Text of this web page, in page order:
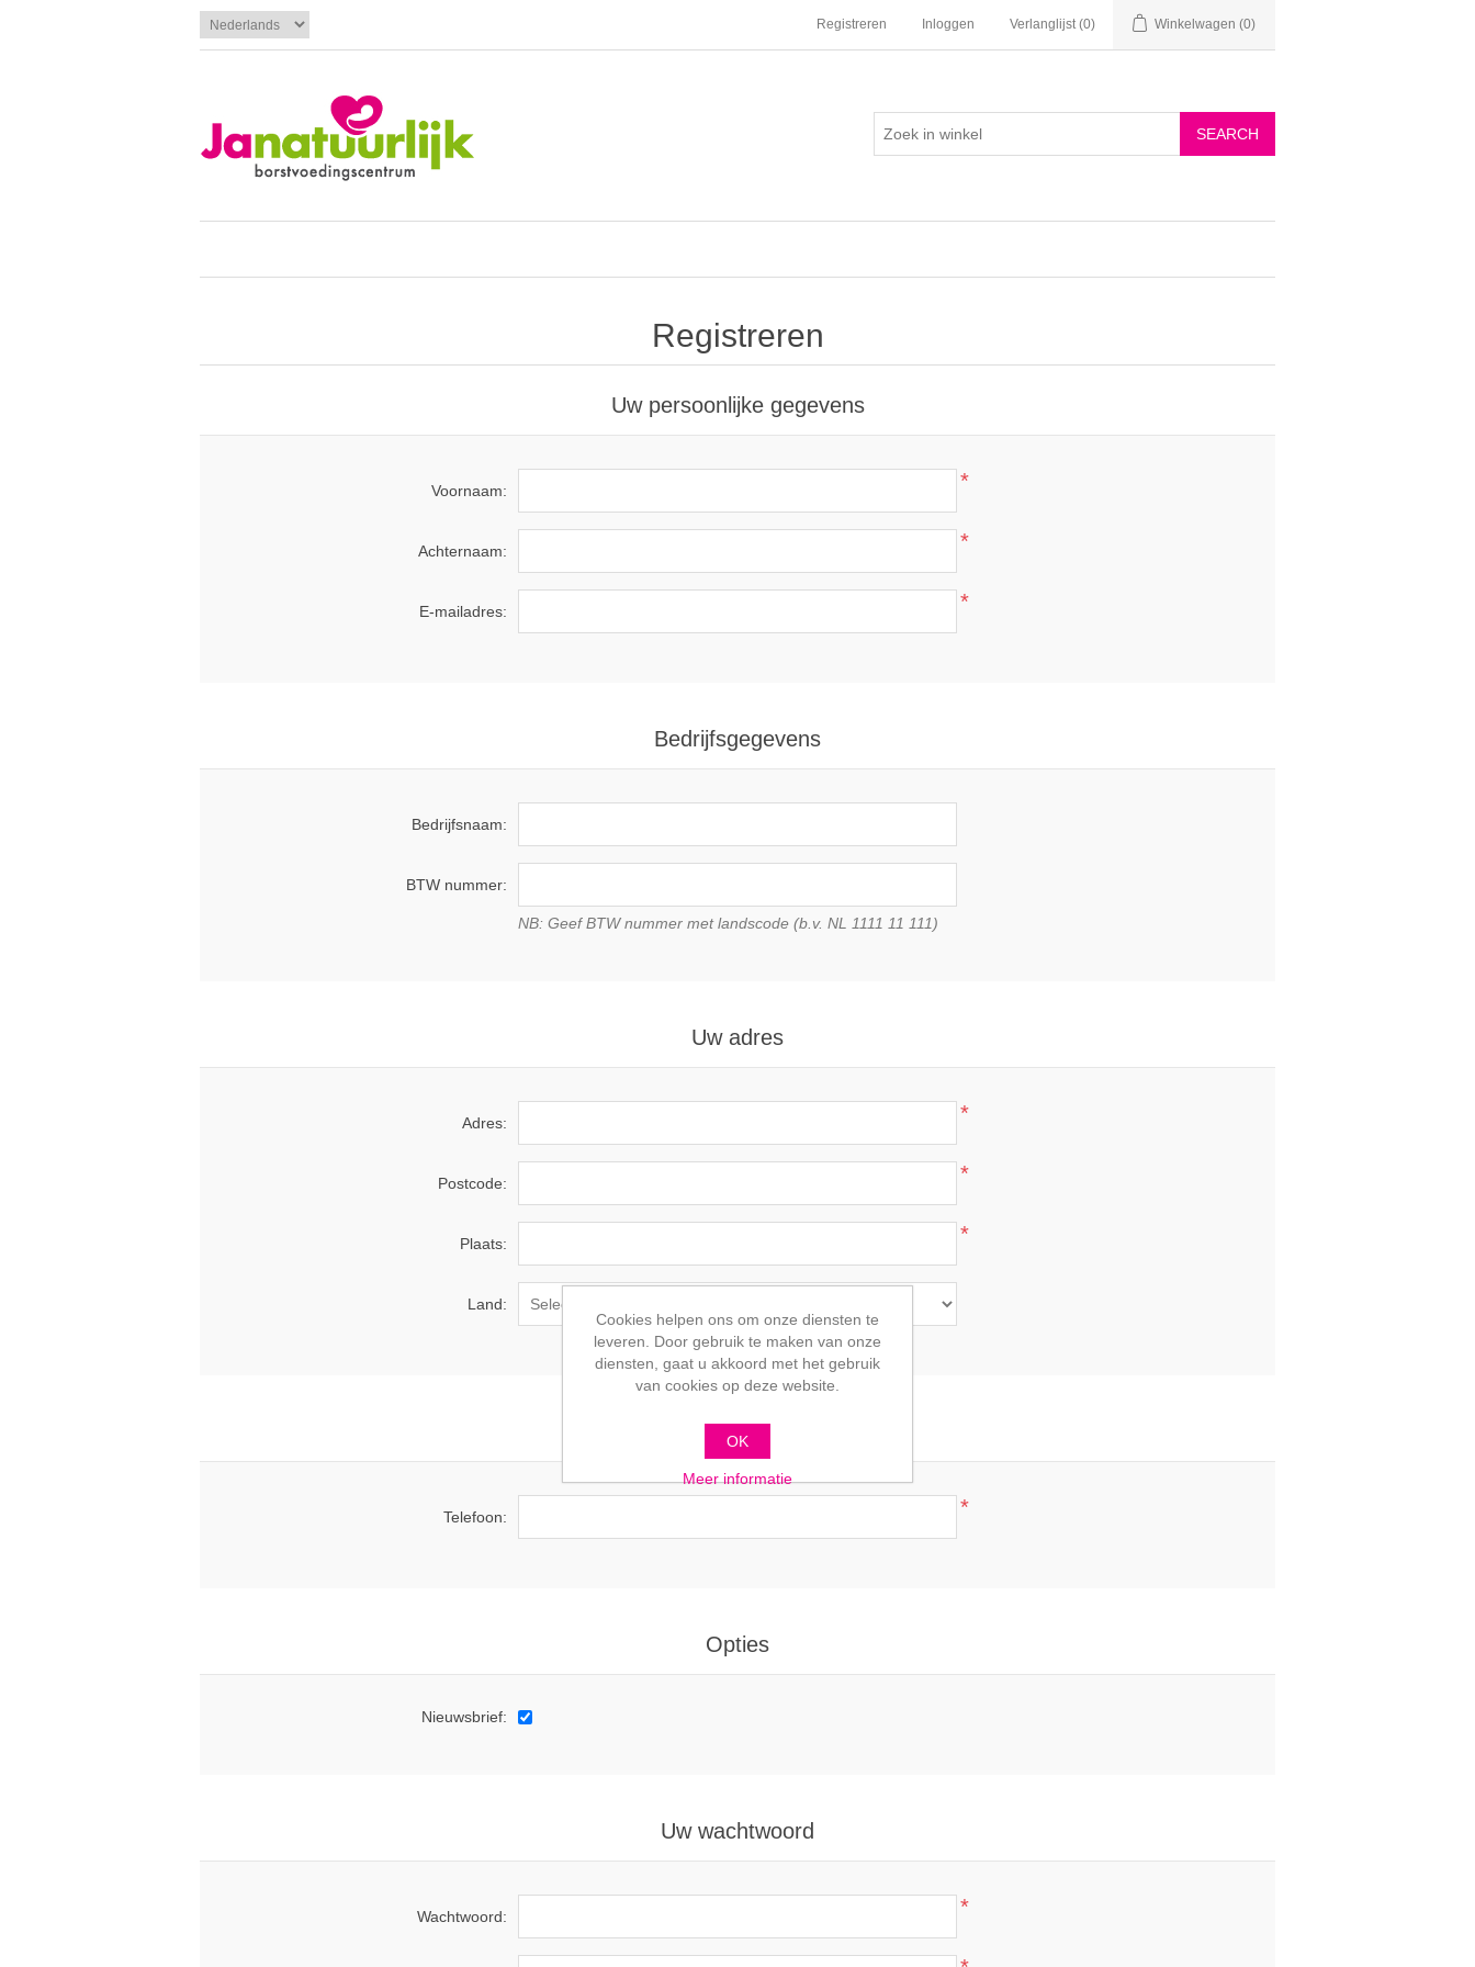
Registreren Inloggen Verlanglijst (0) Winkelwagen (0)
Registreren
Uw persoonlijke gegevens
Voornaam: *
Achternaam: *
E-mailadres: *
Bedrijfsgegevens
Bedrijfsnaam:
BTW nummer:
NB: Geef BTW nummer met landscode (b.v. NL 1111 11 111)
Uw adres
Adres: *
Postcode: *
Plaats: *
Land:
Uw contact informatie
Telefoon: *
Opties
Nieuwsbrief:
Uw wachtwoord
Wachtwoord: *
Cookies helpen ons om onze diensten te
leveren. Door gebruik te maken van onze
diensten, gaat u akkoord met het gebruik
van cookies op deze website.
OK
Meer informatie